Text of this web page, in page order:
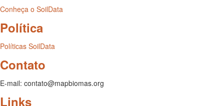
Conheça o SoilData
Política
Políticas SoilData
Contato
E-mail: contato@mapbiomas.org
Links